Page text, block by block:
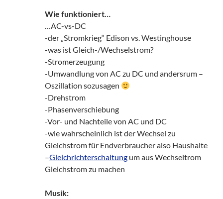
Wie funktioniert…
…AC-vs-DC
-der „Stromkrieg“ Edison vs. Westinghouse
-was ist Gleich-/Wechselstrom?
-Stromerzeugung
-Umwandlung von AC zu DC und andersrum –
Oszillation sozusagen
-Drehstrom
-Phasenverschiebung
-Vor- und Nachteile von AC und DC
-wie wahrscheinlich ist der Wechsel zu
Gleichstrom für Endverbraucher also Haushalte
–Gleichrichterschaltung um aus Wechseltrom
Gleichstrom zu machen
Musik: